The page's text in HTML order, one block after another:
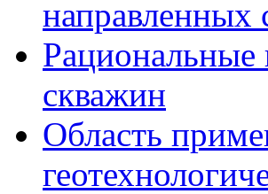
направленных
скважин
Область